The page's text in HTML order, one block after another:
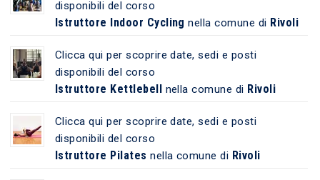
disponibili del corso
Istruttore Indoor Cycling nella comune di Rivoli
Clicca qui per scoprire date, sedi e posti
disponibili del corso
Istruttore Kettlebell nella comune di Rivoli
Clicca qui per scoprire date, sedi e posti
disponibili del corso
Istruttore Pilates nella comune di Rivoli